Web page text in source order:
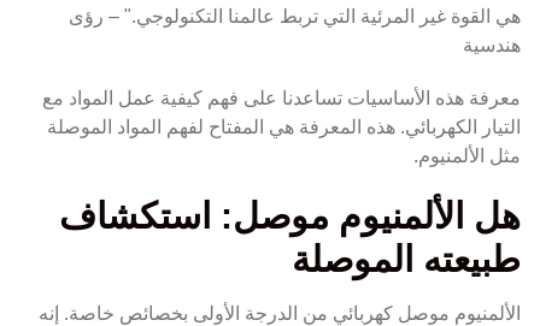
هي القوة غير المرئية التي تربط عالمنا التكنولوجي." – رؤى
هندسية
معرفة هذه الأساسيات تساعدنا على فهم كيفية عمل المواد مع
التيار الكهربائي. هذه المعرفة هي المفتاح لفهم المواد الموصلة
مثل الألمنيوم.
هل الألمنيوم موصل: استكشاف
طبيعته الموصلة
الألمنيوم موصل كهربائي من الدرجة الأولى بخصائص خاصة. إنه